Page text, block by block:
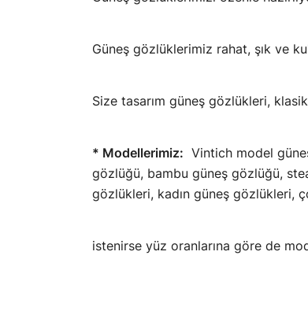
Güneş gözlüklerimiz rahat, şık ve
Size tasarım güneş gözlükleri,
* Modellerimiz: Vintich model
gözlüğü, bambu güneş gözlüğü,
gözlükleri, kadın güneş gözlükleri,
istenirse yüz oranlarına göre de